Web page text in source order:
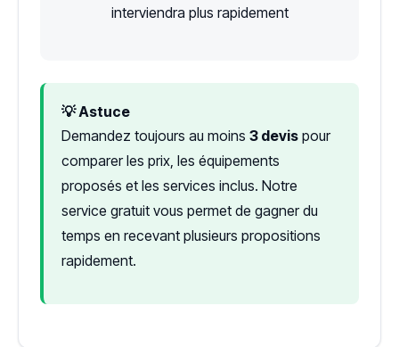
interviendra plus rapidement
💡 Astuce
Demandez toujours au moins 3 devis pour
comparer les prix, les équipements
proposés et les services inclus. Notre
service gratuit vous permet de gagner du
temps en recevant plusieurs propositions
rapidement.